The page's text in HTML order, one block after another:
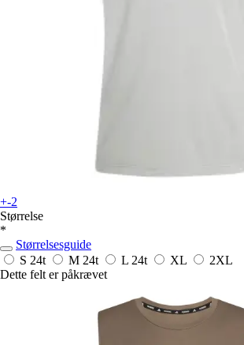
+-2
Størrelse
*
Størrelsesguide
S 24t M 24t L 24t XL
2XL
Dette felt er påkrævet